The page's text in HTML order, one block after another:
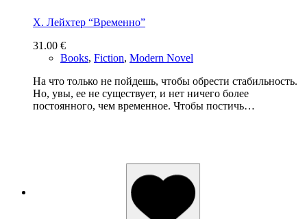
Х. Лейхтер “Временно”
31.00 €
Books, Fiction, Modern Novel
На что только не пойдешь, чтобы обрести стабильность.
Но, увы, ее не существует, и нет ничего более
постоянного, чем временное. Чтобы постичь…